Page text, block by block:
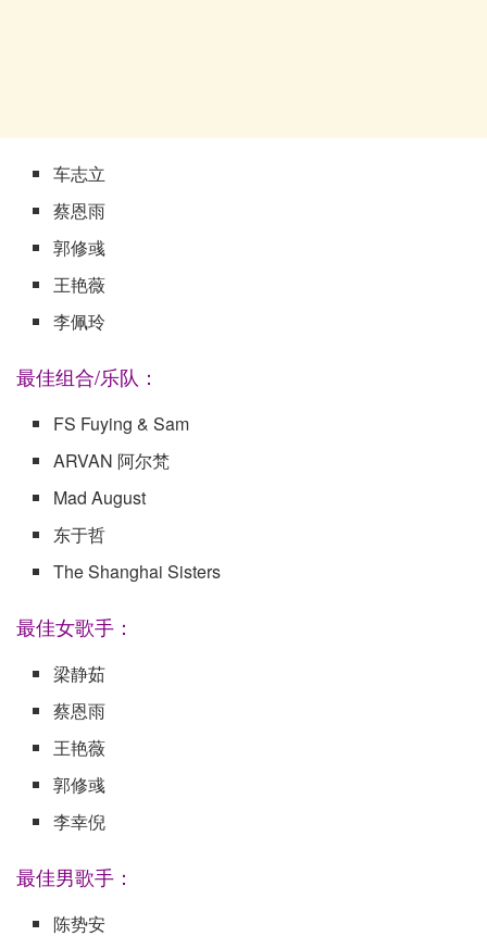
车志立
蔡恩雨
郭修彧
王艳薇
李佩玲
最佳组合/乐队：
FS Fuying & Sam
ARVAN 阿尔梵
Mad August
东于哲
The Shanghai Sisters
最佳女歌手：
梁静茹
蔡恩雨
王艳薇
郭修彧
李幸倪
最佳男歌手：
陈势安